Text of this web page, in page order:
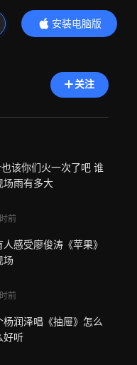
安装电脑版
内容更精彩
关注
也该你们火一次了吧 谁
场雨有多大
前
人感受廖俊涛《苹果》
场
前
杨润泽唱《抽屉》怎么
好听